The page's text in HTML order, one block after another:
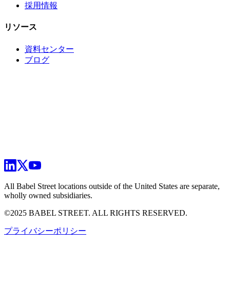
採用情報
リソース
資料センター
ブログ
All Babel Street locations outside of the United States are separate,
wholly owned subsidiaries.
©2025 BABEL STREET. ALL RIGHTS RESERVED.
プライバシーポリシー